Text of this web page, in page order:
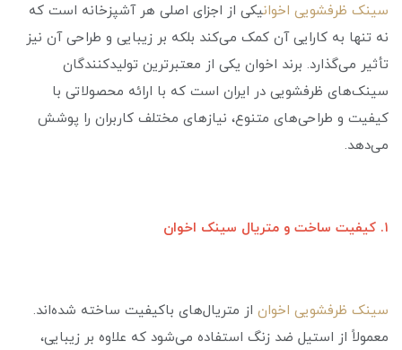
سینک ظرفشویی اخوانیکی از اجزای اصلی هر آشپزخانه است که
نه تنها به کارایی آن کمک می‌کند بلکه بر زیبایی و طراحی آن نیز
تأثیر می‌گذارد. برند اخوان یکی از معتبرترین تولیدکنندگان
سینک‌های ظرفشویی در ایران است که با ارائه محصولاتی با
کیفیت و طراحی‌های متنوع، نیازهای مختلف کاربران را پوشش
می‌دهد.
۱. کیفیت ساخت و متریال سینک اخوان
سینک ظرفشویی اخوان از متریال‌های باکیفیت ساخته شده‌اند.
معمولاً از استیل ضد زنگ استفاده می‌شود که علاوه بر زیبایی،